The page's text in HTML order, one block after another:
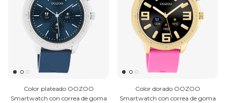
Color plateado OOZOO
Smartwatch con correa de goma
Color dorado OOZOO
Smartwatch con correa de goma